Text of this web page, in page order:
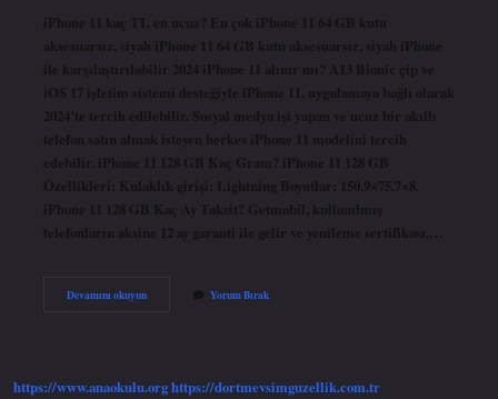
iPhone 11 kaç TL en ucuz? En çok iPhone 11 64 GB kutu
aksesuarsız, siyah iPhone 11 64 GB kutu aksesuarsız, siyah iPhone
ile karşılaştırılabilir 2024 iPhone 11 alınır mı? A13 Bionic çip ve
iOS 17 işletim sistemi desteğiyle iPhone 11, uygulamaya bağlı olarak
2024’te tercih edilebilir. Sosyal medya işi yapan ve ucuz bir akıllı
telefon satın almak isteyen herkes iPhone 11 modelini tercih
edebilir. iPhone 11 128 GB Kaç Gram? iPhone 11 128 GB
Özellikleri: Kulaklık girişi: Lightning Boyutlar: 150.9×75.7×8.
iPhone 11 128 GB Kaç Ay Taksit? Getmobil, kullanılmış
telefonların aksine 12 ay garanti ile gelir ve yenileme sertifikası,…
Devamını okuyun128
Yorum Bırak
https://www.anaokulu.orghttps://dortmevsimguzellik.com.tr